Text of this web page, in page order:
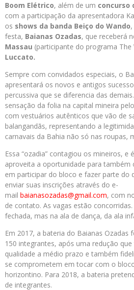
Boom Elétrico, além de um concurso
com a participação da apresentadora
os shows da banda Beiço do Wando
festa, Baianas Ozadas, que receberá
Massau (participante do programa The
Luccato.
Sempre com convidados especiais, o
apresentará os novos e antigos
percussiva que se diferencia das
sensação da folia na capital mineira
com vestuários autênticos que vão de
balangandãs, representando a
carnavais da Bahia não só nas roupas,
Essa “ozadia” contagiou os mineiros, e
aproveita a oportunidade para também
em participar do bloco e fazer parte do
enviar suas inscrições através do e-
mail baianasozadas@gmail.com, com
de contato. As vagas estão
fechada, mas na ala de dança, da ala
Em 2017, a bateria do Baianas Ozadas
150 integrantes, após uma redução
qualidade a médio prazo e também
se comprometem em tocar com o
horizontino. Para 2018, a bateria
de integrantes.